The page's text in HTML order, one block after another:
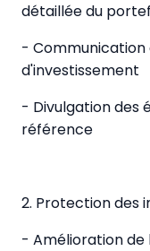
détaillée du
-
d'investissement
- Divulgation des
référence
2. Protection des
- Amélioration de